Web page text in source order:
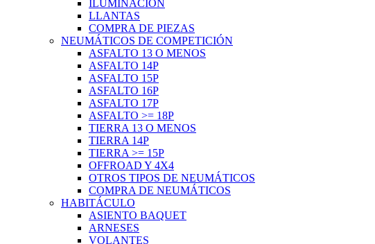
ILUMINACIÓN
LLANTAS
COMPRA DE PIEZAS
NEUMÁTICOS DE COMPETICIÓN
ASFALTO 13 O MENOS
ASFALTO 14P
ASFALTO 15P
ASFALTO 16P
ASFALTO 17P
ASFALTO >= 18P
TIERRA 13 O MENOS
TIERRA 14P
TIERRA >= 15P
OFFROAD Y 4X4
OTROS TIPOS DE NEUMÁTICOS
COMPRA DE NEUMÁTICOS
HABITÁCULO
ASIENTO BAQUET
ARNESES
VOLANTES